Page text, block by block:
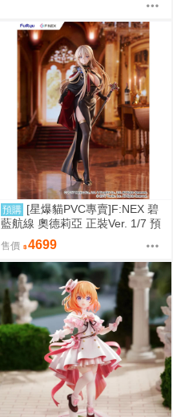
預購 [星爆貓PVC專賣]F:NEX 碧
藍航線 奧德莉亞 正裝Ver. 1/7 預
計2027/06到貨
售價 4699